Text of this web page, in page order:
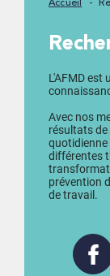
Accueil
L'AFMD est
Avec nos
résultats
quotidienne
différentes
prévention
de travail.